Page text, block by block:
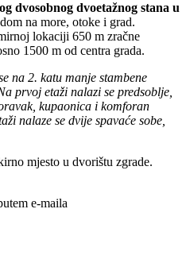
dvosobnog dvoetažnog stana u
na more, otoke i grad.
lokaciji 650 m zračne
1500 m od centra grada.
na 2. katu manje stambene
prvoj etaži nalazi se predsoblje,
kupaonica i komforan
nalaze se dvije spavaće sobe,
mjesto u dvorištu zgrade.
e-maila